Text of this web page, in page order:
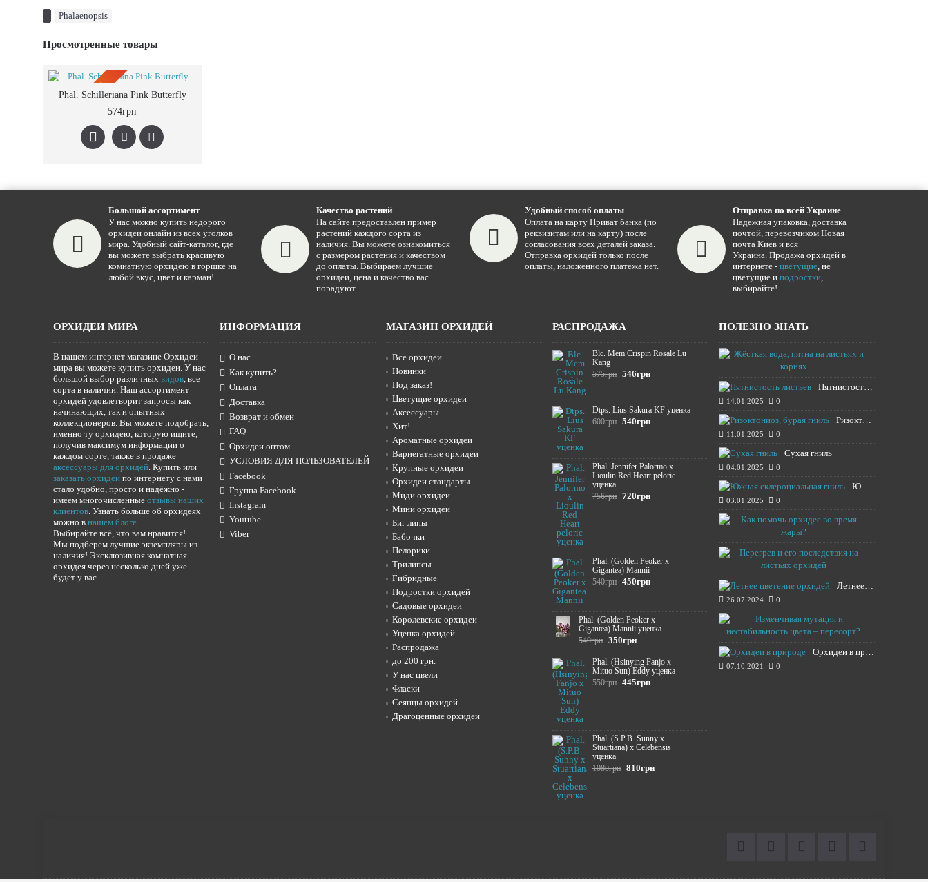
Phalaenopsis
Просмотренные товары
ПРЕДЗАКАЗ
Phal. Schilleriana Pink Butterfly
574грн
Большой ассортимент
У нас можно купить недорого
орхидеи онлайн из всех уголков
мира. Удобный сайт-каталог, где
вы можете выбрать красивую
комнатную орхидею в горшке на
любой вкус, цвет и карман!
Качество растений
На сайте предоставлен пример
растений каждого сорта из
наличия. Вы можете ознакомиться
с размером растения и качеством
до оплаты. Выбираем лучшие
орхидеи, цена и качество вас
порадуют.
Удобный способ оплаты
Оплата на карту Приват банка (по
реквизитам или на карту) после
согласования всех деталей заказа.
Отправка орхидей только после
оплаты, наложенного платежа нет.
Отправка по всей Украине
Надежная упаковка, доставка
почтой, перевозчиком Новая
почта Киев и вся
Украина. Продажа орхидей в
интернете - цветущие, не
цветущие и подростки,
выбирайте!
ОРХИДЕИ МИРА
В нашем интернет магазине Орхидеи
мира вы можете купить орхидеи. У нас
большой выбор различных видов, все
сорта в наличии. Наш ассортимент
орхидей удовлетворит запросы как
начинающих, так и опытных
коллекционеров. Вы можете подобрать,
именно ту орхидею, которую ищите,
получив максимум информации о
каждом сорте, также в продаже
аксессуары для орхидей. Купить или
заказать орхидеи по интернету с нами
стало удобно, просто и надёжно -
имеем многочисленные отзывы наших
клиентов. Узнать больше об орхидеях
можно в нашем блоге.
Выбирайте всё, что вам нравится!
Мы подберём лучшие экземпляры из
наличия! Эксклюзивная комнатная
орхидея через несколько дней уже
будет у вас.
ИНФОРМАЦИЯ
О нас
Как купить?
Оплата
Доставка
Возврат и обмен
FAQ
Орхидеи оптом
УСЛОВИЯ ДЛЯ ПОЛЬЗОВАТЕЛЕЙ
Facebook
Группа Facebook
Instagram
Youtube
Viber
МАГАЗИН ОРХИДЕЙ
Все орхидеи
Новинки
Под заказ!
Цветущие орхидеи
Аксессуары
Хит!
Ароматные орхидеи
Вариегатные орхидеи
Крупные орхидеи
Орхидеи стандарты
Миди орхидеи
Мини орхидеи
Биг липы
Бабочки
Пелорики
Трилипсы
Гибридные
Подростки орхидей
Садовые орхидеи
Королевские орхидеи
Уценка орхидей
Распродажа
до 200 грн.
У нас цвели
Фласки
Сеянцы орхидей
Драгоценные орхидеи
РАСПРОДАЖА
Blc. Mem Crispin Rosale Lu
Kang
575грн 546грн
Dtps. Lius Sakura KF уценка
600грн 540грн
Phal. Jennifer Palormo x
Lioulin Red Heart peloric
уценка
756грн 720грн
Phal. (Golden Peoker x
Gigantea) Mannii
540грн 450грн
Phal. (Golden Peoker x
Gigantea) Mannii уценка
540грн 350грн
Phal. (Hsinying Fanjo x
Mituo Sun) Eddy уценка
550грн 445грн
Phal. (S.P.B. Sunny х
Stuartiana) x Celebensis
уценка
1080грн 810грн
ПОЛЕЗНО ЗНАТЬ
Пятнистость листьев
14.01.2025 0
Ризоктониоз, бурая гниль
11.01.2025 0
Сухая гниль
04.01.2025 0
Южная склероциальная гниль
03.01.2025 0
Летнее цветение орхидей
26.07.2024 0
Орхидеи в природе
07.10.2021 0